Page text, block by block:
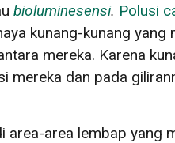
bioluminesensi. Polusi
kunang-kunang yang
mereka. Karena
mereka dan pada
area-area lembap yang